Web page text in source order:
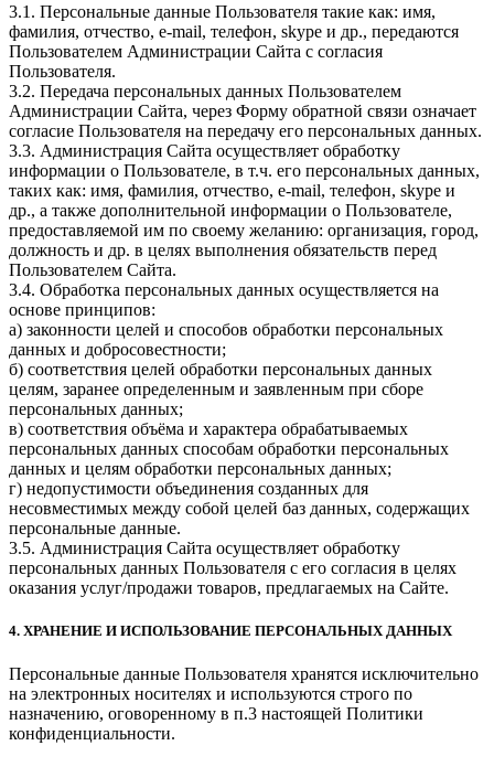
3.1. Персональные данные Пользователя такие как: имя,
фамилия, отчество, e-mail, телефон, skype и др., передаются
Пользователем Администрации Сайта с согласия
Пользователя.
3.2. Передача персональных данных Пользователем
Администрации Сайта, через Форму обратной связи означает
согласие Пользователя на передачу его персональных данных.
3.3. Администрация Сайта осуществляет обработку
информации о Пользователе, в т.ч. его персональных данных,
таких как: имя, фамилия, отчество, e-mail, телефон, skype и
др., а также дополнительной информации о Пользователе,
предоставляемой им по своему желанию: организация, город,
должность и др. в целях выполнения обязательств перед
Пользователем Сайта.
3.4. Обработка персональных данных осуществляется на
основе принципов:
а) законности целей и способов обработки персональных
данных и добросовестности;
б) соответствия целей обработки персональных данных
целям, заранее определенным и заявленным при сборе
персональных данных;
в) соответствия объёма и характера обрабатываемых
персональных данных способам обработки персональных
данных и целям обработки персональных данных;
г) недопустимости объединения созданных для
несовместимых между собой целей баз данных, содержащих
персональные данные.
3.5. Администрация Сайта осуществляет обработку
персональных данных Пользователя с его согласия в целях
оказания услуг/продажи товаров, предлагаемых на Сайте.
4. ХРАНЕНИЕ И ИСПОЛЬЗОВАНИЕ ПЕРСОНАЛЬНЫХ ДАННЫХ
Персональные данные Пользователя хранятся исключительно
на электронных носителях и используются строго по
назначению, оговоренному в п.3 настоящей Политики
конфиденциальности.